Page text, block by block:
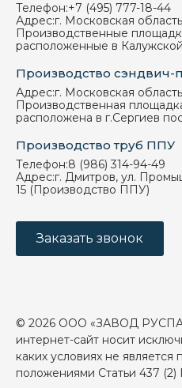
Телефон:+7 (495) 777-18-44
Адрес:г. Московская
Производственные
расположенные в
Производство сэндвич-
Адрес:г. Московская
Производственная
расположена в г.Сергиев
Производство труб ППУ
Телефон:8 (986) 314-94-49
Адрес:г. Дмитров, ул.
15 (Производство ППУ)
Заказать звонок
© 2026 ООО «ЗАВОД
интернет-сайт носит
каких условиях не
положениями Статьи 437